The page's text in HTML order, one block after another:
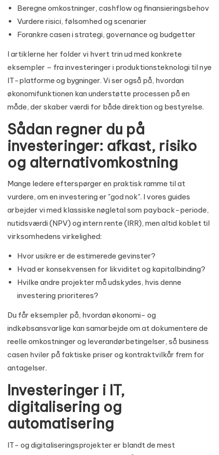
Beregne omkostninger, cashflow og finansieringsbehov
Vurdere risici, følsomhed og scenarier
Forankre casen i strategi, governance og budgetter
I artiklerne her folder vi hvert trin ud med konkrete
eksempler – fra investeringer i produktionsteknologi til nye
IT-platforme og bygninger. Vi ser også på, hvordan
økonomifunktionen kan understøtte processen på en
måde, der skaber værdi for både direktion og bestyrelse.
Sådan regner du på
investeringer: afkast, risiko
og alternativomkostning
Mange ledere efterspørger en praktisk ramme til at
vurdere, om en investering er "god nok". I vores guides
arbejder vi med klassiske nøgletal som payback-periode,
nutidsværdi (NPV) og intern rente (IRR), men altid koblet til
virksomhedens virkelighed:
Hvor usikre er de estimerede gevinster?
Hvad er konsekvensen for likviditet og kapitalbinding?
Hvilke andre projekter må udskydes, hvis denne
investering prioriteres?
Du får eksempler på, hvordan økonomi- og
indkøbsansvarlige kan samarbejde om at dokumentere de
reelle omkostninger og leverandørbetingelser, så business
casen hviler på faktiske priser og kontraktvilkår frem for
antagelser.
Investeringer i IT,
digitalisering og
automatisering
IT- og digitaliseringsprojekter er blandt de mest